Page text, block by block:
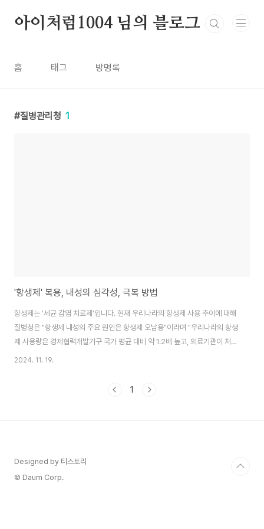
아이처럼1004 님의 블로그
홈 태그 방명록
질병관리청 1
'항생제' 복용, 내성의 심각성, 극복 방법
항생제는 '세균 감염 치료제'입니다. 현재 우리나라의 항생제 사용 추이에 대해
질병청은 "항생제 내성의 주요 원인은 항생제 오남용"이라며 "우리나라의 항생
제 사용량은 경제협력개발기구 국가 평균 대비 약 1.2배 높고, 의료기관이 처방
한 항생제 중 약 30%가 부적절한 처방인 것으로 알려졌다"라고 설명했습니
염 질환에는 치료 효과가 없습니다. 여기서는 이런 오남용으로 인해 생기는 항
2024. 11. 19.
1
Designed by 티스토리
© Daum Corp.